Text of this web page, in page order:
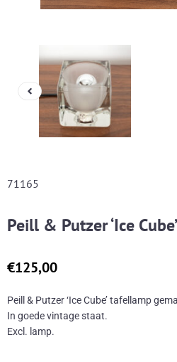
71165
Peill & Putzer ‘Ice Cube’
€125,00
Peill & Putzer ‘Ice Cube’ tafellamp
In goede vintage staat.
Excl. lamp.